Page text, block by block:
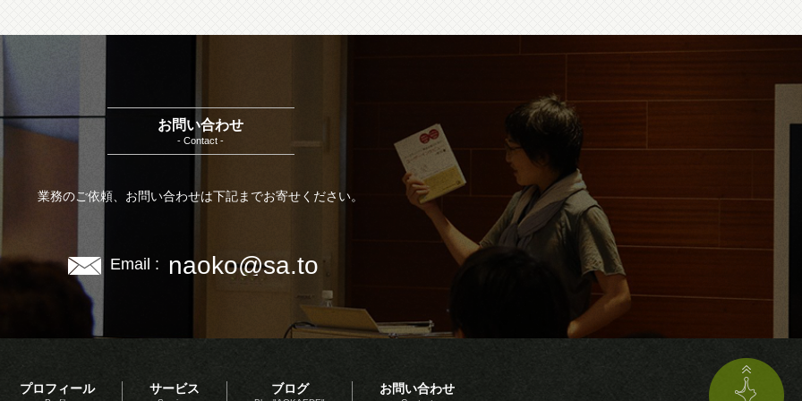
お問い合わせ
- Contact -
業務のご依頼、お問い合わせは下記までお寄せください。
Email : naoko@sa.to
プロフィール サービス ブログ お問い合わせ